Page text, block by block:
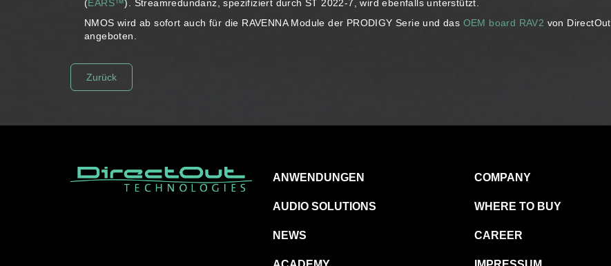
(EARS™). Streamredundanz, spezifiziert durch ST 2022-7, wird ebenfalls unterstützt.
NMOS wird ab sofort auch für die RAVENNA Module der PRODIGY Serie und das OEM board RAV2 von DirectOut
angeboten.
Zurück
ANWENDUNGEN
AUDIO SOLUTIONS
NEWS
COMPANY
WHERE TO BUY
CAREER